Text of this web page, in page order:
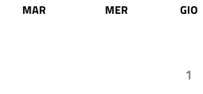
MAR MER GIO
1